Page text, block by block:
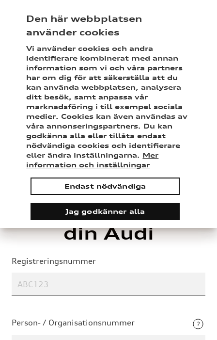
Meny Mina sidor
Bilförsäkring för
din Audi
Registreringsnummer
Person- / Organisationsnummer
Den här webbplatsen
använder cookies
Vi använder cookies och andra
identifierare kombinerat med annan
information som vi och våra partners
har om dig för att säkerställa att du
kan använda webbplatsen, analysera
ditt besök, samt anpassa vår
marknadsföring i till exempel sociala
medier. Cookies kan även användas av
våra annonseringspartners. Du kan
godkänna alla eller tillåta endast
nödvändiga cookies och identifierare
eller ändra inställningarna. Mer
information och inställningar
Endast nödvändiga
Jag godkänner alla